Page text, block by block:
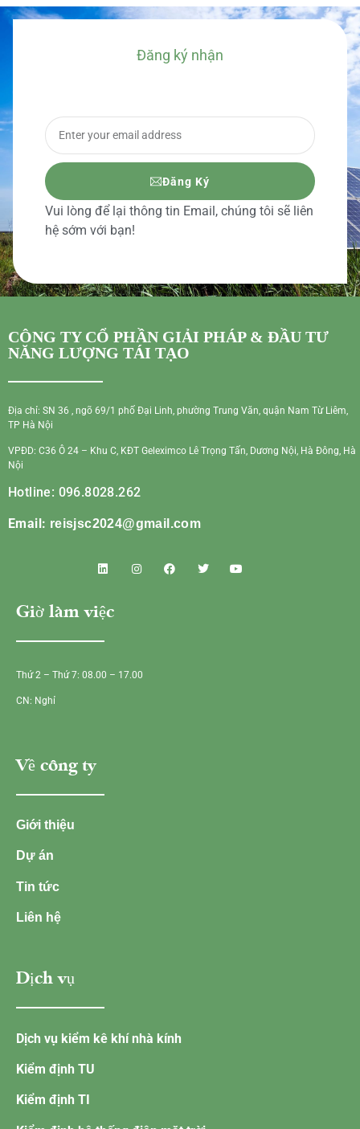
Đăng ký nhận
Đăng Ký
Vui lòng để lại thông tin Email, chúng tôi sẽ liên
hệ sớm với bạn!
CÔNG TY CỔ PHẦN GIẢI PHÁP & ĐẦU TƯ
NĂNG LƯỢNG TÁI TẠO
Địa chỉ: SN 36 , ngõ 69/1 phố Đại Linh, phường Trung Văn, quận Nam Từ Liêm,
TP Hà Nội
VPĐD: C36 Ô 24 – Khu C, KĐT Geleximco Lê Trọng Tấn, Dương Nội, Hà Đông, Hà
Nội
Hotline: 096.8028.262
Email: reisjsc2024@gmail.com
Giờ làm việc
Thứ 2 – Thứ 7: 08.00 – 17.00
CN: Nghỉ
Về công ty
Giới thiệu
Dự án
Tin tức
Liên hệ
Dịch vụ
Dịch vụ kiểm kê khí nhà kính
Kiểm định TU
Kiểm định TI